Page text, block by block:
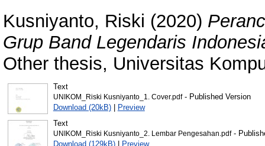
Kusniyanto, Riski (2020)
Grup Band Legendaris
Other thesis, Universitas
Text
UNIKOM_Riski Kusniyanto_1. Cover.pdf- Published Version
Download (20kB)| Preview
Text
UNIKOM_Riski Kusniyanto_2. Lembar Pengesahan.pdf-
Download (129kB)|
Preview